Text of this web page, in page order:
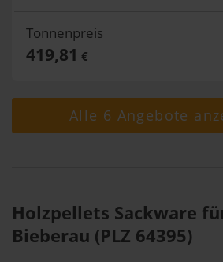
Tonnenpreis
419,81 €
Alle 6 Angebote
Holzpellets Sackware
Bieberau (PLZ 64395)